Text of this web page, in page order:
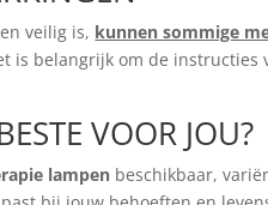
veilig is, kunnen sommige
is belangrijk om de
VOOR JOU?
lampen beschikbaar,